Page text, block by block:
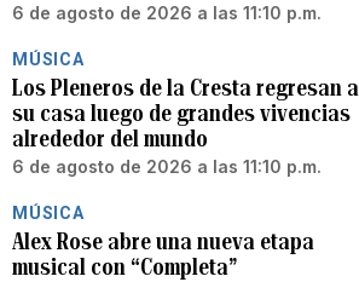
6 de agosto de 2026 a las 11:10 p.m.
MÚSICA
Los Pleneros de la Cresta regresan a
su casa luego de grandes vivencias
alrededor del mundo
6 de agosto de 2026 a las 11:10 p.m.
MÚSICA
Alex Rose abre una nueva etapa
musical con “Completa”